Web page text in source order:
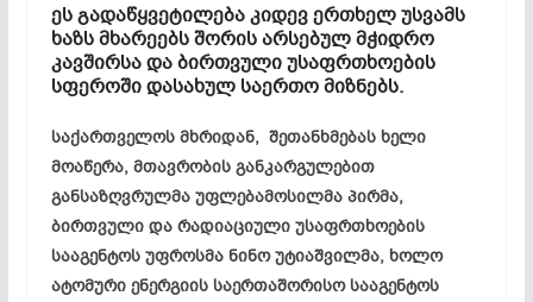
ეს გადაწყვეტილება კიდევ ერთხელ უსვამს
ხაზს მხარეებს შორის არსებულ მჭიდრო
კავშირსა და ბირთვული უსაფრთხოების
სფეროში დასახულ საერთო მიზნებს.
საქართველოს მხრიდან, შეთანხმებას ხელი
მოაწერა, მთავრობის განკარგულებით
განსაზღვრულმა უფლებამოსილმა პირმა,
ბირთვული და რადიაციული უსაფრთხოების
სააგენტოს უფროსმა ნინო უტიაშვილმა, ხოლო
ატომური ენერგიის საერთაშორისო სააგენტოს